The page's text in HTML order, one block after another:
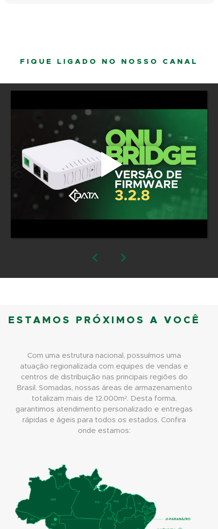
FIQUE LIGADO NO NOSSO CANAL
ESTAMOS PRÓXIMOS A VOCÊ
Com uma estrutura nacional, possuímos uma
atuação regionalizada com equipes de vendas e
centros de distribuição nas principais regiões do
Brasil. Somadas, nossas áreas de armazenamento
totalizam mais de 12.000m². Desta forma,
garantimos atendimento personalizado e entregas
rápidas e ágeis para todos os estados. Confira
onde estamos: